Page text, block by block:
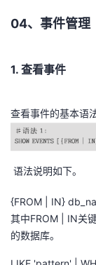
04、事件管理
1. 查看事件
查看事件的基本语
语法说明如下。
{FROM | IN}
其中FROM | IN关
的数据库。